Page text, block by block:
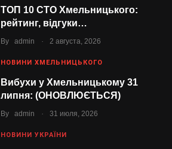
ТОП 10 СТО Хмельницького:
рейтинг, відгуки…
By admin . 2 августа, 2026
НОВИНИ ХМЕЛЬНИЦЬКОГО
Вибухи у Хмельницькому 31
липня: (ОНОВЛЮЄТЬСЯ)
By admin . 31 июля, 2026
НОВИНИ УКРАЇНИ